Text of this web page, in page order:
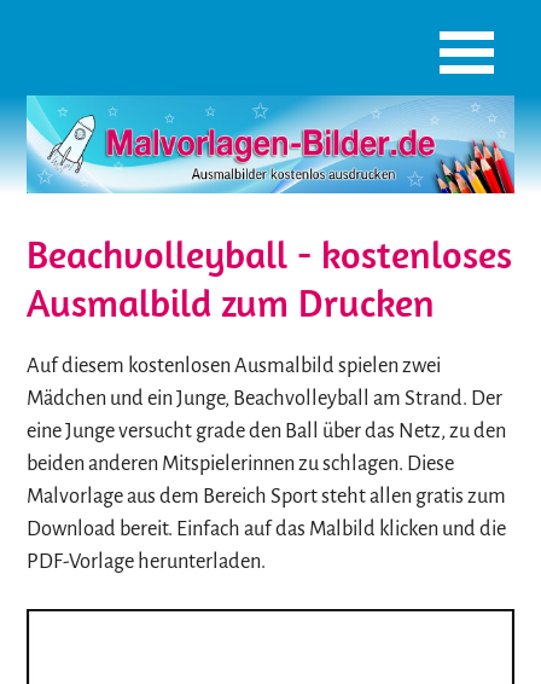
Beachvolleyball - kostenloses
Ausmalbild zum Drucken
Auf diesem kostenlosen Ausmalbild spielen zwei
Mädchen und ein Junge, Beachvolleyball am Strand. Der
eine Junge versucht grade den Ball über das Netz, zu den
beiden anderen Mitspielerinnen zu schlagen. Diese
Malvorlage aus dem Bereich Sport steht allen gratis zum
Download bereit. Einfach auf das Malbild klicken und die
PDF-Vorlage herunterladen.